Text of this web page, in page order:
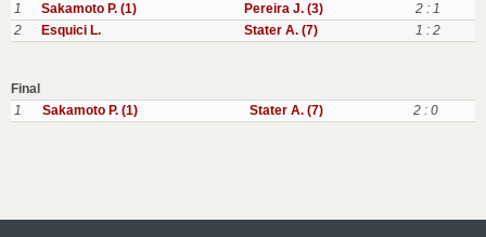
1
Sakamoto P. (1) Pereira J. (3)
2 : 1
2
Esquici L. Stater A. (7) 1 : 2
Final
1
Sakamoto P. (1) Stater A. (7) 2 : 0